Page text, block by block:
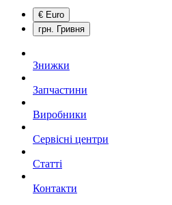
€ Euro
грн. Гривня
Знижки
Запчастини
Виробники
Сервісні центри
Статті
Контакти